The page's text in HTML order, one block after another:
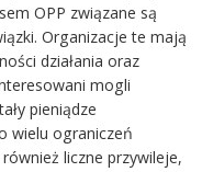
OPP związane są
Organizacje te mają
działania oraz
mogli
pieniądze
wielu ograniczeń
liczne przywileje,